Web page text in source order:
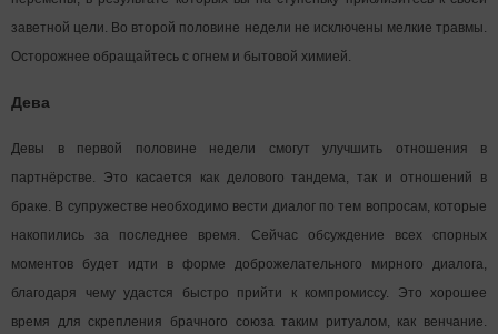
заветной цели. Во второй половине недели не исключены мелкие травмы.
Осторожнее обращайтесь с огнем и бытовой химией.
Дева
Девы в первой половине недели смогут улучшить отношения в
партнёрстве. Это касается как делового тандема, так и отношений в
браке. В супружестве необходимо вести диалог по тем вопросам, которые
накопились за последнее время. Сейчас обсуждение всех спорных
моментов будет идти в форме доброжелательного мирного диалога,
благодаря чему удастся быстро прийти к компромиссу. Это хорошее
время для скрепления брачного союза таким ритуалом, как венчание.